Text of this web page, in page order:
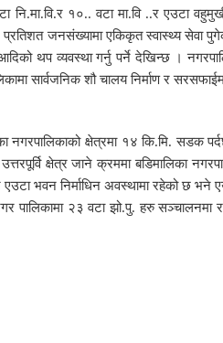
नि.मा.वि.र १०.. वटा मा.वि ..र एउटा
प्रतिशत जनसंख्यामा एकिकृत स्वास्थ्य
थप व्यवस्था गर्नु पर्ने देखिन्छ ।
सार्वजनिक शौ चालय निर्माण र
क्षेत्रमा १४ कि.मि. सडक
क्षेत्र जाने क्रममा बडिमालिका
भवन निर्माधिन अवस्थामा रहेको छ
२३ वटा झो.पु. हरु सञ्चालनमा